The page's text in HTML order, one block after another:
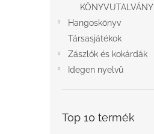
KÖNYVUTALVÁNY
Hangoskönyv
Társasjátékok
Zászlók és kokárdák
Idegen nyelvű
Top 10 termék